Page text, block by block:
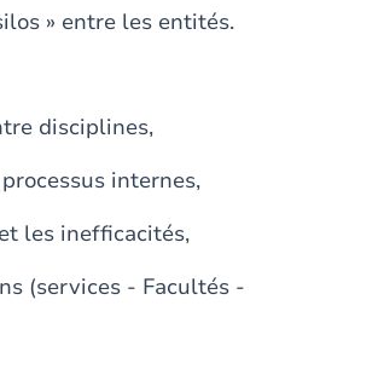
» entre les entités.
disciplines,
internes,
les inefficacités,
(services - Facultés -